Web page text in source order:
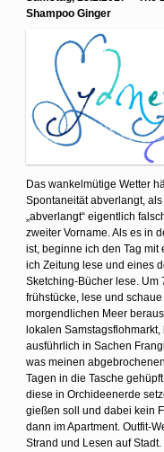
Shampoo Ginger
Das wankelmütige Wetter
Spontaneität abverlangt,
„abverlangt“ eigentlich
zweiter Vorname. Als es in
ist, beginne ich den Tag
ich Zeitung lese und eines
Sketching-Bücher lese. Um
frühstücke, lese und
morgendlichen Meer
lokalen
ausführlich in Sachen
was meinen
Tagen in die Tasche
diese in Orchideenerde
gießen soll und dabei kein
dann im Apartment. Outfit-
Strand und Lesen auf